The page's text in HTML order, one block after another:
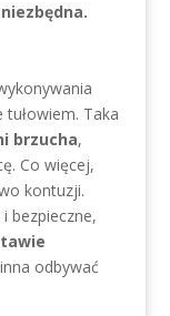
tułowiem. Taka
brzucha,
Co więcej,
kontuzji.
bezpieczne,
odbywać